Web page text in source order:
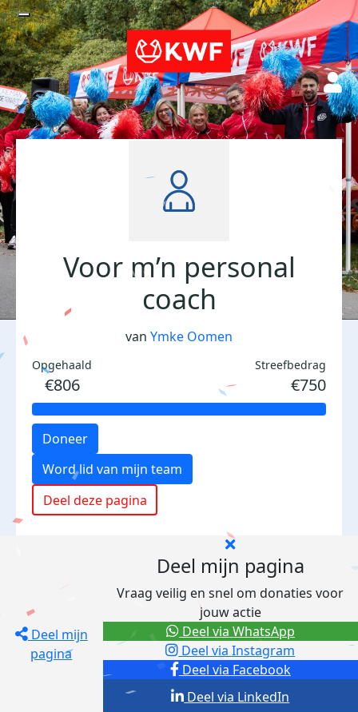
Voor m’n personal
coach
van Ymke Oomen
Opgehaald
€806
Streefbedrag
€750
Doneer
Word lid van mijn team
Deel deze pagina
Deel mijn
pagina
Deel mijn pagina
Vraag veilig en snel om donaties voor
jouw actie
Deel via Facebook
Deel via Instagram
Deel via LinkedIn
Deel via WhatsApp